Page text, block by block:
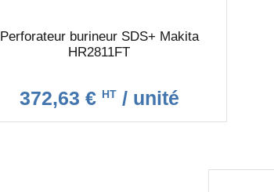
Perforateur burineur SDS+ Makita
HR2811FT
372,63 € HT/ unité